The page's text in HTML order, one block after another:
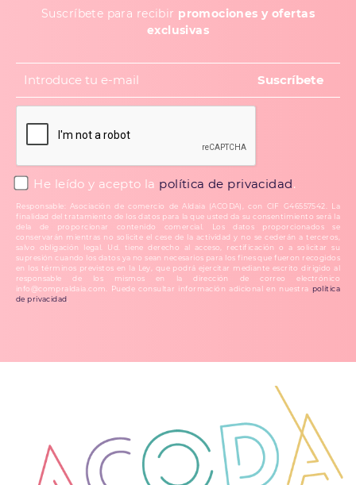
Suscríbete para recibir promociones y ofertas
exclusivas
He leído y acepto la política de privacidad.
Responsable: Asociación de comercio de Aldaia (ACODA), con CIF G46557542. La
finalidad del tratamiento de los datos para la que usted da su consentimiento será la
dela de proporcionar contenido comercial. Los datos proporcionados se
conservarán mientras no solicite el cese de la actividad y no se cederán a terceros,
salvo obligación legal. Ud. tiene derecho al acceso, rectificación o a solicitar su
supresión cuando los datos ya no sean necesarios para los fines que fueron recogidos
en los términos previstos en la Ley, que podrá ejercitar mediante escrito dirigido al
responsable de los mismos en la dirección de correo electrónico
info@compraldaia.com. Puede consultar información adicional en nuestra política
de privacidad.